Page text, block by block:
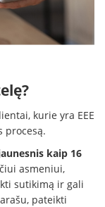
kurie yra EEE
procesą.
kaip 16
asmeniui,
sutikimą ir gali
pateikti